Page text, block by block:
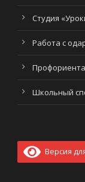
Студия
Работа с
Школьный
Версия